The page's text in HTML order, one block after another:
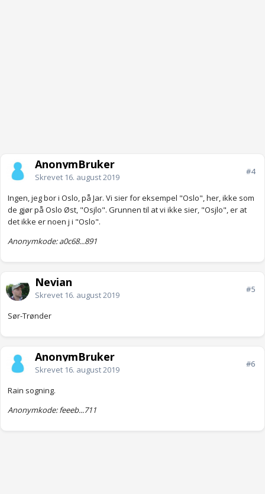
AnonymBruker
Skrevet 16. august 2019
#4
Ingen, jeg bor i Oslo, på Jar. Vi sier for eksempel "Oslo", her, ikke som
de gjør på Oslo Øst, "Osjlo". Grunnen til at vi ikke sier, "Osjlo", er at
det ikke er noen j i "Oslo".
Anonymkode: a0c68...891
Nevian
Skrevet 16. august 2019
#5
Sør-Trønder
AnonymBruker
Skrevet 16. august 2019
#6
Rain sogning.
Anonymkode: feeeb...711